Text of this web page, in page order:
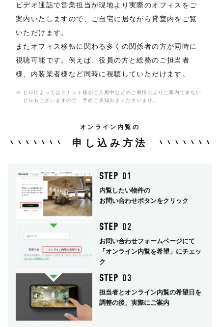
ビデオ通話で営業担当が現地より実際のオフィスをご
案内いたしますので、ご自宅に居ながら貸室内をご覧
いただけます。
またオフィス移転に関わる多くの関係者の方が同時に
視聴可能です。例えば、役員の方と総務のご担当者
様、内装業者様など同時に視聴していただけます。
※ ビルによってはテナント様がご入居中などのご事情によりご案内できない
ビルもございますので、予めご承知おきくださいませ。
オンライン内覧の
申し込み方法
STEP 01
内覧したい物件の
お問い合わせボタンをクリック
STEP 02
お問い合わせフォームページにて
「オンライン内覧を希望」にチェッ
ク
STEP 03
担当者とオンライン内覧の希望日を
調整の後、実際にご案内